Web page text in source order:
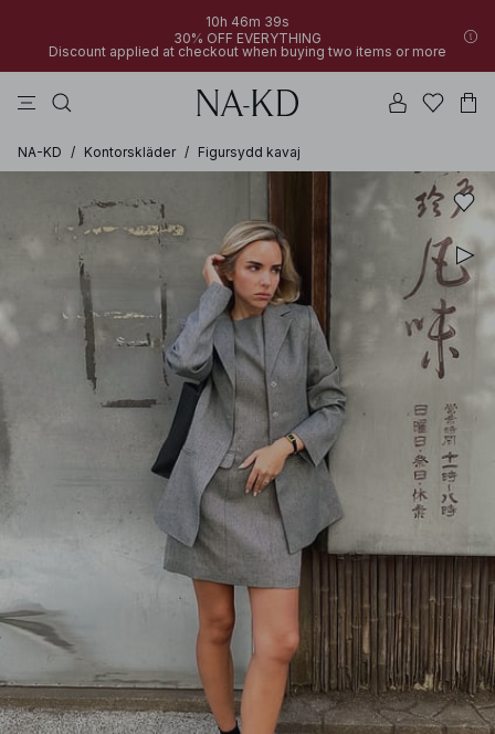
10h 46m 39s
30% OFF EVERYTHING
Discount applied at checkout when buying two items or more
NA-KD / Kontorskläder / Figursydd kavaj